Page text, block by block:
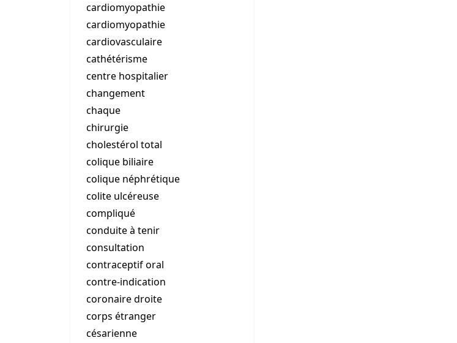
cardiomyopathie
cardiomyopathie
cardiovasculaire
cathétérisme
centre hospitalier
changement
chaque
chirurgie
cholestérol total
colique biliaire
colique néphrétique
colite ulcéreuse
compliqué
conduite à tenir
consultation
contraceptif oral
contre-indication
coronaire droite
corps étranger
césarienne